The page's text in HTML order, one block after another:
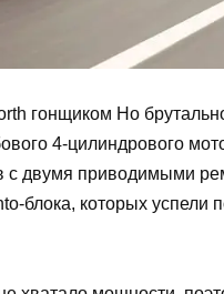
гонщиком Но
4-цилиндрового
с двумя приводимыми
блока, которых успели